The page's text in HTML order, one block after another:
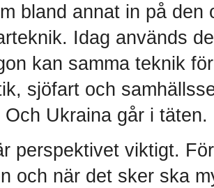
bland annat in på den
Idag används
kan samma teknik
sjöfart och
Och Ukraina går i täten.
perspektivet viktigt.
och när det sker ska